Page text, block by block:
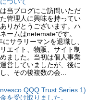
当ブログにご訪問いただ
管理人に興味を持ってい
りがとうございます。ハ
ームはnetemateです。
にサラリーマンを退職し、
エイト、物販、サイト制
ました。当初は個人事業
営していましたが、後に
、その後複数の会...
QQQ Trust Series 1)
を受け取りました。